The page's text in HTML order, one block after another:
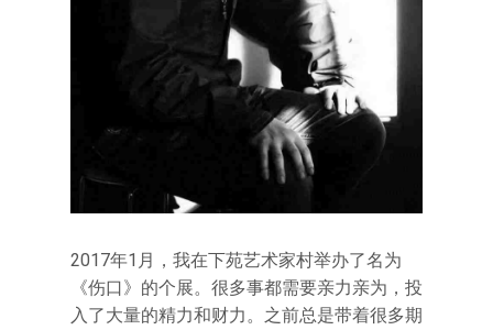
2017年1月，我在下苑艺术家村举办了名为
《伤口》的个展。很多事都需要亲力亲为，投
入了大量的精力和财力。之前总是带着很多期